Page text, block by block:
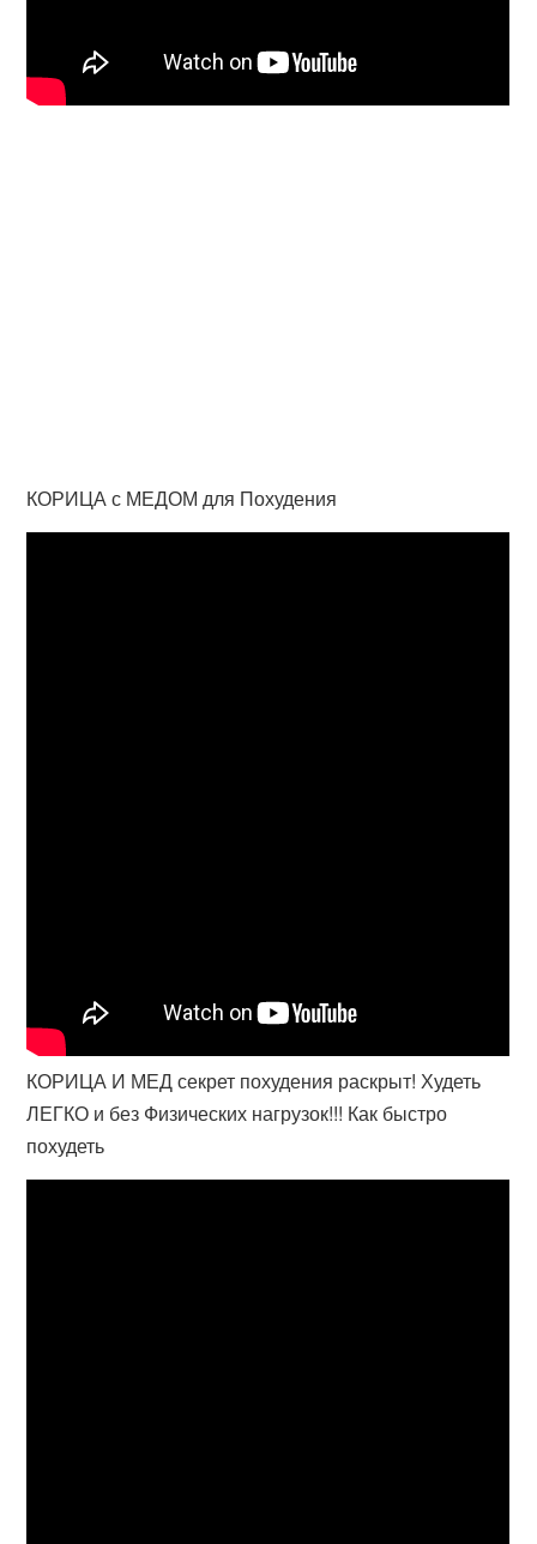
КОРИЦА с МЕДОМ для Похудения
КОРИЦА И МЕД секрет похудения раскрыт! Худеть
ЛЕГКО и без Физических нагрузок!!! Как быстро
похудеть